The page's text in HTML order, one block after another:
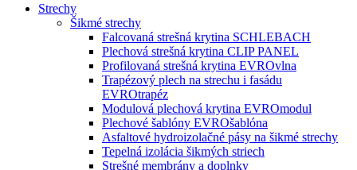
Strechy
Šikmé strechy
Falcovaná strešná krytina SCHLEBACH
Plechová strešná krytina CLIP PANEL
Profilovaná strešná krytina EVROvlna
Trapézový plech na strechu i fasádu
EVROtrapéz
Modulová plechová krytina EVROmodul
Plechové šablóny EVROšablóna
Asfaltové hydroizolačné pásy na šikmé strechy
Tepelná izolácia šikmých striech
Strešné membrány a doplnky